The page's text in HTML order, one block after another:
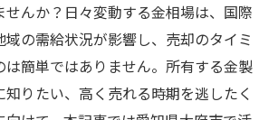
せんか？日々変動する金相場は、国際
の需給状況が影響し、売却のタイミ
は簡単ではありません。所有する金製
りたい、高く売れる時期を逃したく